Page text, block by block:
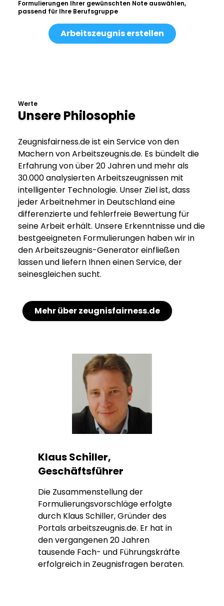
Formulierungen Ihrer gewünschten Note auswählen,
passend für Ihre Berufsgruppe
Arbeitszeugnis erstellen
Werte
Unsere Philosophie
Zeugnisfairness.de ist ein Service von den
Machern von Arbeitszeugnis.de. Es bündelt die
Erfahrung von über 20 Jahren und mehr als
30.000 analysierten Arbeitszeugnissen mit
intelligenter Technologie. Unser Ziel ist, dass
jeder Arbeitnehmer in Deutschland eine
differenzierte und fehlerfreie Bewertung für
seine Arbeit erhält. Unsere Erkenntnisse und die
bestgeeigneten Formulierungen haben wir in
den Arbeitszeugnis-Generator einfließen
lassen und liefern Ihnen einen Service, der
seinesgleichen sucht.
Mehr über zeugnisfairness.de
Klaus Schiller,
Geschäftsführer
Die Zusammenstellung der
Formulierungsvorschläge erfolgte
durch Klaus Schiller, Gründer des
Portals arbeitszeugnis.de. Er hat in
den vergangenen 20 Jahren
tausende Fach- und Führungskräfte
erfolgreich in Zeugnisfragen beraten.